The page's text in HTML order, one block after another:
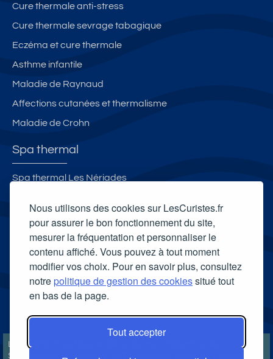
Nous utilisons des cookies sur LesCuristes.fr
pour assurer le bon fonctionnement du site,
mesurer la fréquentation et personnaliser le
contenu affiché. Vous pouvez à tout moment
modifier vos choix. Pour en savoir plus, consultez
notrepolitique de gestion des cookiessitué tout
en bas de la page.
Tout accepter
Cure thermale anti-stress
Cure thermale sevrage tabagique
Eczéma et cure thermale
Asthme infantile
Maladie de Raynaud
Affections cutanées et thermalisme
Maladie de Crohn
Spa thermal
Spa thermal Les Nériades
Spa thermal des Thermes de Contrexéville
Carte cadeau spa Vichy
Carte cadeau spa Bagnoles-de-l'Orne
Carte cadeau spa Saubusse
Carte cadeau spa Châtel-Guyon
LesCuristes.fr participe et est conforme à l'ensemble des
Spécifications et Politiques du Transparency & Consent Framework